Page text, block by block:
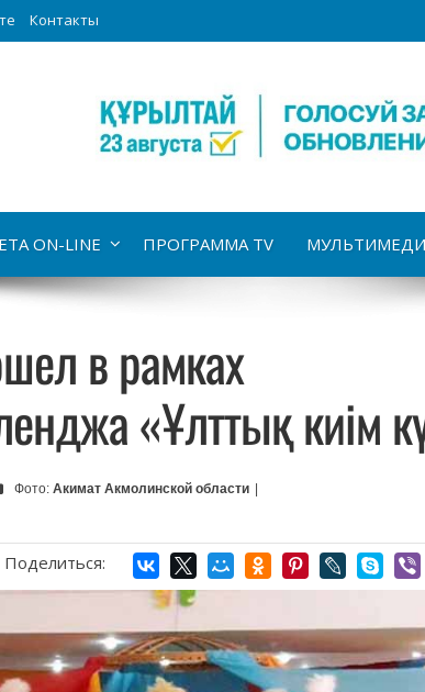
Контакты
ON-LINE ПРОГРАММА TV
в рамках
«Ұлттық киім
Фото: Акимат Акмолинской области |
Поделиться: